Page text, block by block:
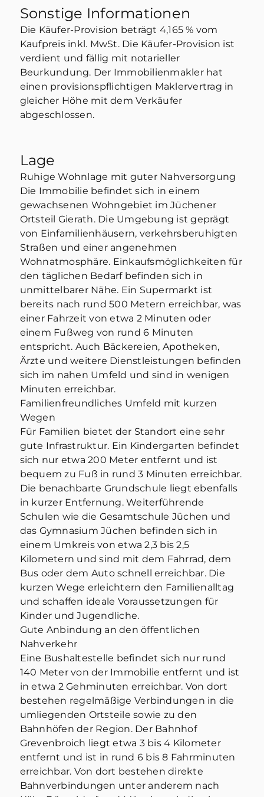
Sonstige Informationen
Die Käufer-Provision beträgt 4,165 % vom
Kaufpreis inkl. MwSt. Die Käufer-Provision ist
verdient und fällig mit notarieller
Beurkundung. Der Immobilienmakler hat
einen provisionspflichtigen Maklervertrag in
gleicher Höhe mit dem Verkäufer
abgeschlossen.
Lage
Ruhige Wohnlage mit guter Nahversorgung
Die Immobilie befindet sich in einem
gewachsenen Wohngebiet im Jüchener
Ortsteil Gierath. Die Umgebung ist geprägt
von Einfamilienhäusern, verkehrsberuhigten
Straßen und einer angenehmen
Wohnatmosphäre. Einkaufsmöglichkeiten für
den täglichen Bedarf befinden sich in
unmittelbarer Nähe. Ein Supermarkt ist
bereits nach rund 500 Metern erreichbar, was
einer Fahrzeit von etwa 2 Minuten oder
einem Fußweg von rund 6 Minuten
entspricht. Auch Bäckereien, Apotheken,
Ärzte und weitere Dienstleistungen befinden
sich im nahen Umfeld und sind in wenigen
Minuten erreichbar.
Familienfreundliches Umfeld mit kurzen
Wegen
Für Familien bietet der Standort eine sehr
gute Infrastruktur. Ein Kindergarten befindet
sich nur etwa 200 Meter entfernt und ist
bequem zu Fuß in rund 3 Minuten erreichbar.
Die benachbarte Grundschule liegt ebenfalls
in kurzer Entfernung. Weiterführende
Schulen wie die Gesamtschule Jüchen und
das Gymnasium Jüchen befinden sich in
einem Umkreis von etwa 2,3 bis 2,5
Kilometern und sind mit dem Fahrrad, dem
Bus oder dem Auto schnell erreichbar. Die
kurzen Wege erleichtern den Familienalltag
und schaffen ideale Voraussetzungen für
Kinder und Jugendliche.
Gute Anbindung an den öffentlichen
Nahverkehr
Eine Bushaltestelle befindet sich nur rund
140 Meter von der Immobilie entfernt und ist
in etwa 2 Gehminuten erreichbar. Von dort
bestehen regelmäßige Verbindungen in die
umliegenden Ortsteile sowie zu den
Bahnhöfen der Region. Der Bahnhof
Grevenbroich liegt etwa 3 bis 4 Kilometer
entfernt und ist in rund 6 bis 8 Fahrminuten
erreichbar. Von dort bestehen direkte
Bahnverbindungen unter anderem nach